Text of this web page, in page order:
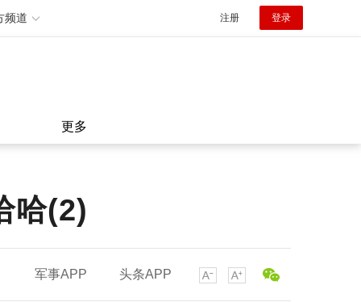
频道 注册 登录
更多
哈(2)
军事APP 头条APP